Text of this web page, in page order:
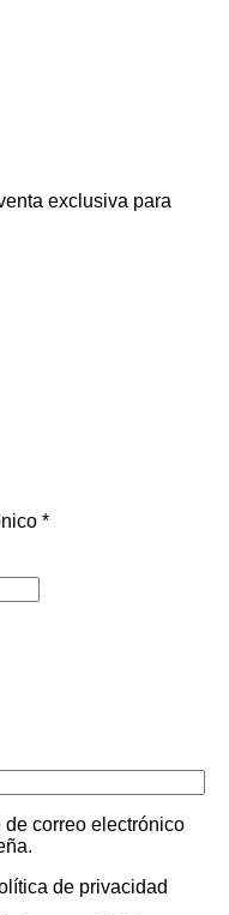
exclusiva para
*Obligatorio
correo electrónico
de privacidad